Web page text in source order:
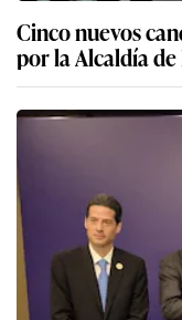
Cinco nuevos
por la Alcaldía